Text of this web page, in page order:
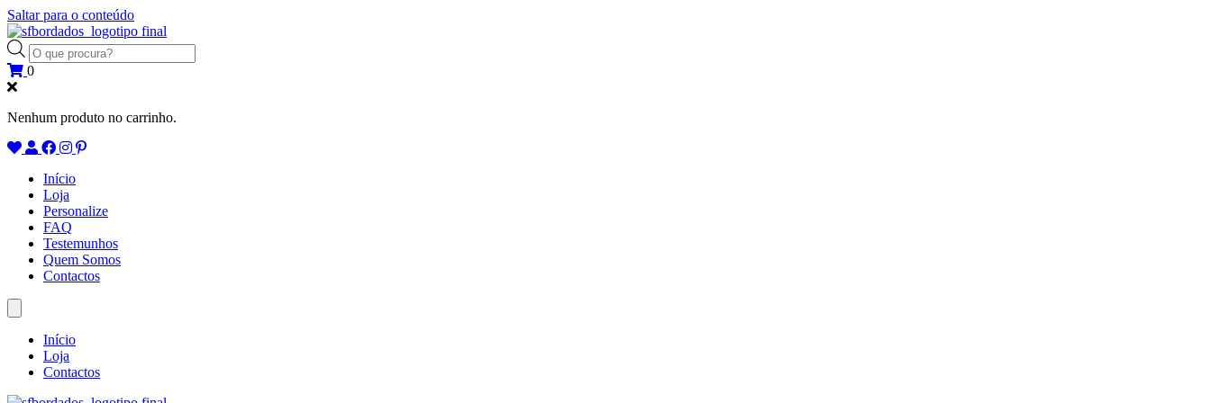
Saltar para o conteúdo
Products
search
0
Nenhum produto no carrinho.
Início
Loja
Personalize
FAQ
Testemunhos
Quem Somos
Contactos
Início
Loja
Contactos